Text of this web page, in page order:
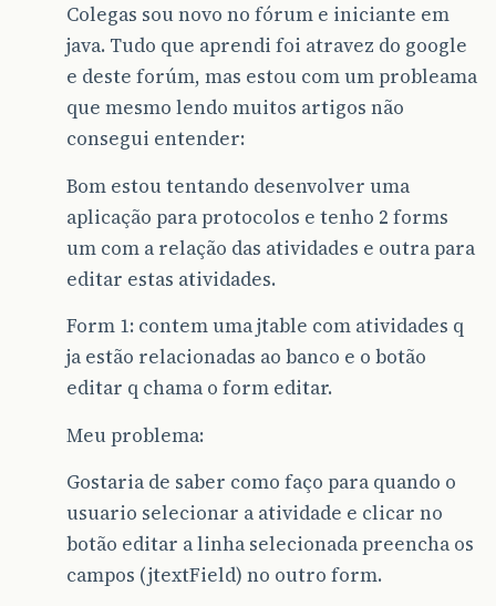
Colegas sou novo no fórum e iniciante em
java. Tudo que aprendi foi atravez do google
e deste forúm, mas estou com um probleama
que mesmo lendo muitos artigos não
consegui entender:
Bom estou tentando desenvolver uma
aplicação para protocolos e tenho 2 forms
um com a relação das atividades e outra para
editar estas atividades.
Form 1: contem uma jtable com atividades q
ja estão relacionadas ao banco e o botão
editar q chama o form editar.
Meu problema:
Gostaria de saber como faço para quando o
usuario selecionar a atividade e clicar no
botão editar a linha selecionada preencha os
campos (jtextField) no outro form.